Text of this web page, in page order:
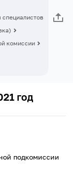
специалистов
комиссии
год
подкомиссии